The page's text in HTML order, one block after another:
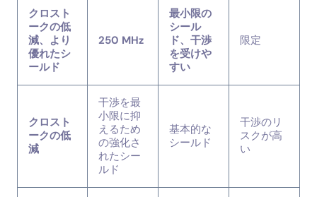
クロスト
ークの低
減、より
優れたシ
ールド
250 MHz
最小限の
シール
ド、干渉
を受けや
すい
限定
クロスト
ークの低
減
干渉を最
小限に抑
えるため
の強化さ
れたシー
ルド
基本的な
シールド
干渉のリ
スクが高
い